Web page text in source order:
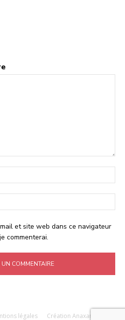
:*
:*
et site web dans ce navigateur
commenterai.
légales Création Anaxandridas